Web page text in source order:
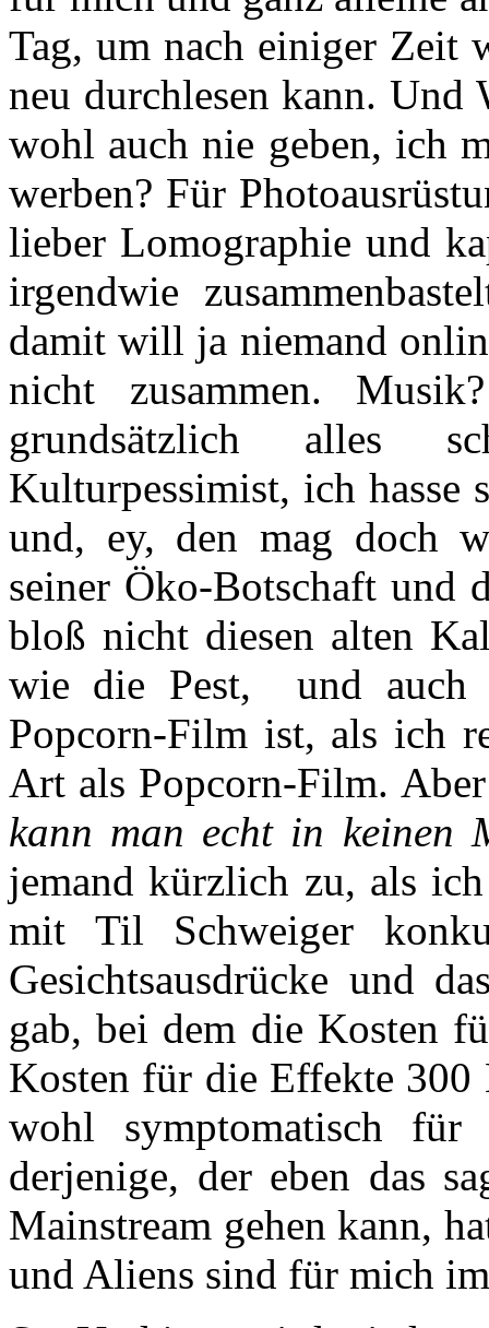
Tag, um nach einiger Zeit
neu durchlesen kann. Und
wohl auch nie geben, ich
werben? Für
lieber Lomographie und
irgendwie
damit will ja niemand
nicht zusammen.
grundsätzlich alles
Kulturpessimist, ich hasse
und, ey, den mag doch
seiner Öko-Botschaft und
bloß nicht diesen alten
wie die Pest, und auch
Popcorn-Film ist, als ich
Art als Popcorn-Film.
kann man echt in keinen
jemand kürzlich zu, als
mit Til Schweiger
Gesichtsausdrücke und
gab, bei dem die Kosten
Kosten für die Effekte 300
wohl symptomatisch
derjenige, der eben das
Mainstream gehen kann,
und Aliens sind für mich